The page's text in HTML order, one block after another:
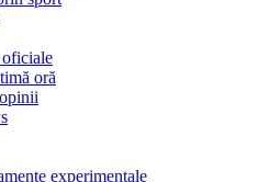
oră
experimentale